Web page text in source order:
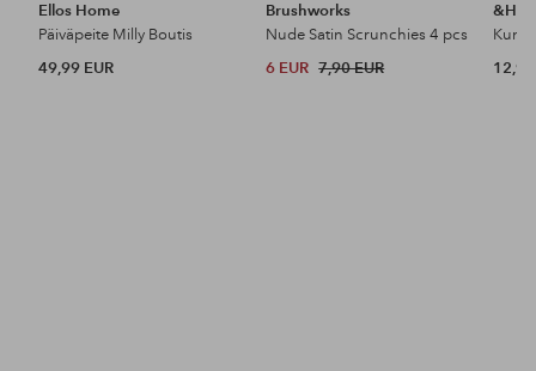
Ellos Home
Päiväpeite Milly Boutis
49,99 EUR
Brushworks
Nude Satin Scrunchies 4 pcs
6 EUR 7,90 EUR 12,99